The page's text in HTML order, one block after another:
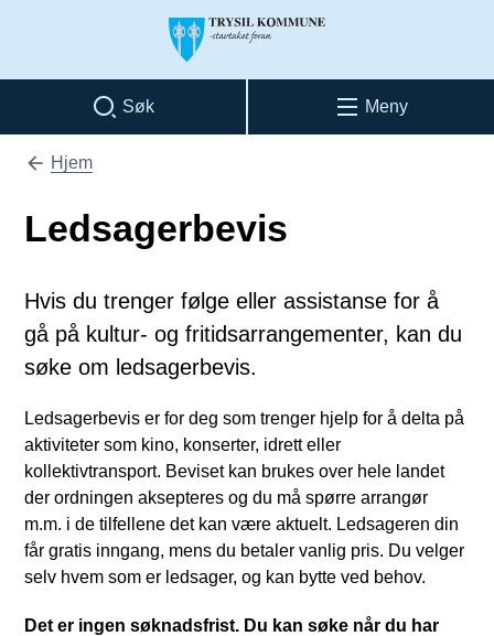
Trysil kommune
Søk Meny
Du er her:
Hjem
Ledsagerbevis
Hvis du trenger følge eller assistanse for å
gå på kultur- og fritidsarrangementer, kan du
søke om ledsagerbevis.
Ledsagerbevis er for deg som trenger hjelp for å delta på
aktiviteter som kino, konserter, idrett eller
kollektivtransport. Beviset kan brukes over hele landet
der ordningen aksepteres og du må spørre arrangør
m.m. i de tilfellene det kan være aktuelt. Ledsageren din
får gratis inngang, mens du betaler vanlig pris. Du velger
selv hvem som er ledsager, og kan bytte ved behov.
Det er ingen søknadsfrist. Du kan søke når du har